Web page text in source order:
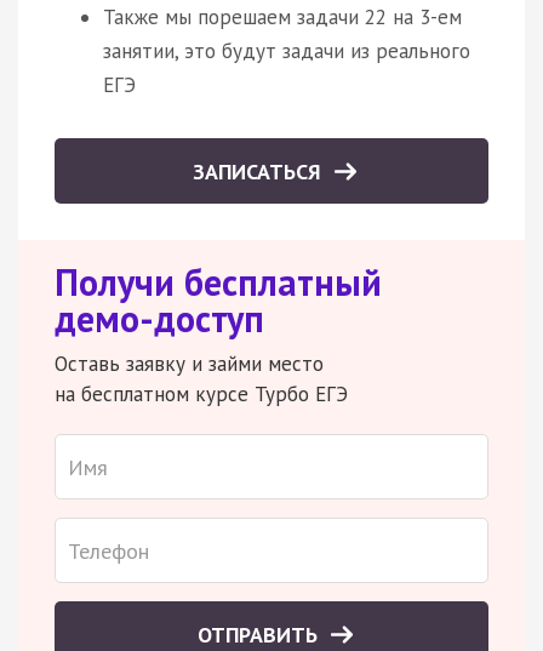
Также мы порешаем задачи 22 на 3-ем
занятии, это будут задачи из реального
ЕГЭ
ЗАПИСАТЬСЯ
Получи бесплатный
демо-доступ
Оставь заявку и займи место
на бесплатном курсе Турбо ЕГЭ
ОТПРАВИТЬ